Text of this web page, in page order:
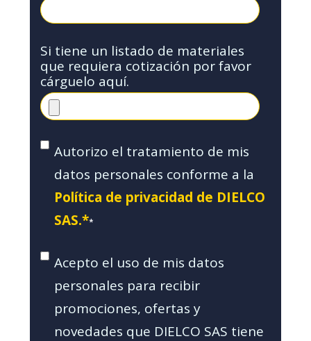
Si tiene un listado de materiales
que requiera cotización por favor
cárguelo aquí.
Autorizo el tratamiento de mis
datos personales conforme a la
Política de privacidad de DIELCO
SAS.**
Acepto el uso de mis datos
personales para recibir
promociones, ofertas y
novedades que DIELCO SAS tiene